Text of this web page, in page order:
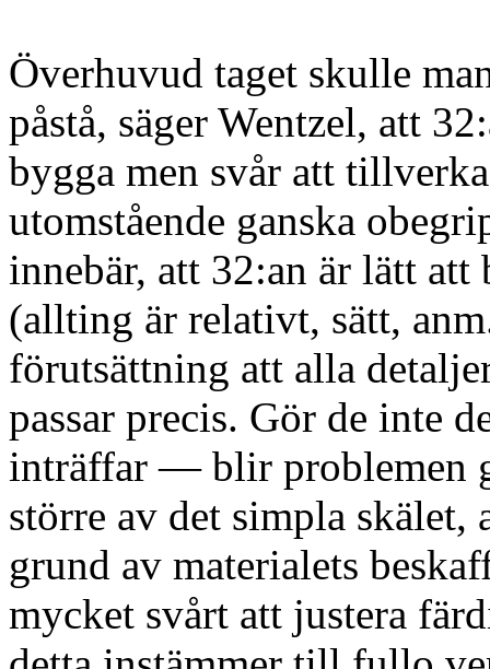
Överhuvud taget skulle
påstå, säger Wentzel, att
bygga men svår att
utomstående ganska
innebär, att 32:an är lätt att
(allting är relativt, sätt,
förutsättning att alla
passar precis. Gör de inte
inträffar — blir problemen
större av det simpla skälet,
grund av materialets
mycket svårt att justera